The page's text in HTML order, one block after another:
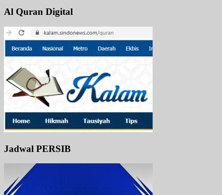
Al Quran Digital
Jadwal PERSIB